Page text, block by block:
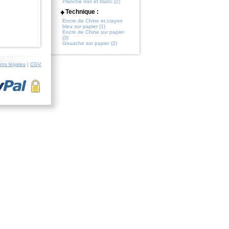
légales | CGV
Planche noir et blanc (2)
Technique :
Encre de Chine et crayon
bleu sur papier (1)
Encre de Chine sur papier
(3)
Gouache sur papier (2)